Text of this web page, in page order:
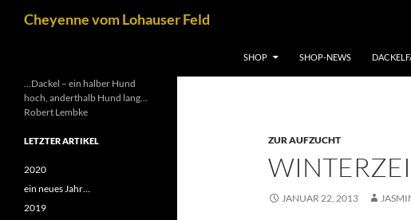
InhaltCheyenne vom Lohauser Feld
SHOP SHOP-NEWS
ZUR AUFZUCHT
JANUAR 22, 2013
…Dackel – ein halber Hund
hoch, anderthalb Hund lang…
Robert Lembke
LETZTER ARTIKEL
2020
ein neues Jahr…
2019